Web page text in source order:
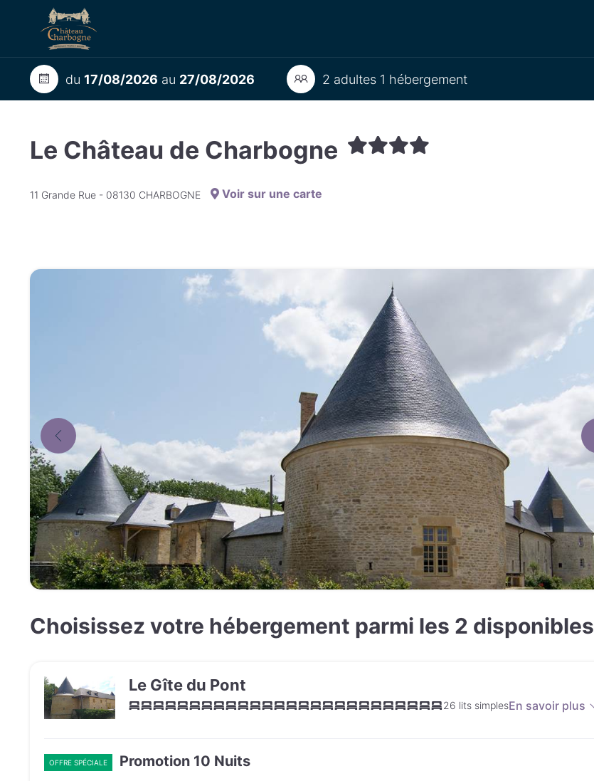
du 17/08/2026 au 27/08/2026 2 adultes 1 hébergement
Le Château de Charbogne
11 Grande Rue - 08130 CHARBOGNE Voir sur une carte
Choisissez votre hébergement parmi les 2 disponibles
Le Gîte du Pont
26 lits simplesEn savoir plus
OFFRE SPÉCIALE Promotion 10 Nuits